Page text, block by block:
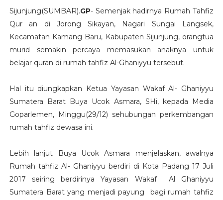
Sijunjung(SUMBAR).GP- Semenjak hadirnya Rumah Tahfiz
Qur an di Jorong Sikayan, Nagari Sungai Langsek,
Kecamatan Kamang Baru, Kabupaten Sijunjung, orangtua
murid semakin percaya memasukan anaknya untuk
belajar quran di rumah tahfiz Al-Ghaniyyu tersebut.
Hal itu diungkapkan Ketua Yayasan Wakaf Al- Ghaniyyu
Sumatera Barat Buya Ucok Asmara, SHi, kepada Media
Goparlemen, Minggu(29/12) sehubungan perkembangan
rumah tahfiz dewasa ini.
Lebih lanjut Buya Ucok Asmara menjelaskan, awalnya
Rumah tahfiz Al- Ghaniyyu berdiri di Kota Padang 17 Juli
2017 seiring berdirinya Yayasan Wakaf Al Ghaniyyu
Sumatera Barat yang menjadi payung bagi rumah tahfiz